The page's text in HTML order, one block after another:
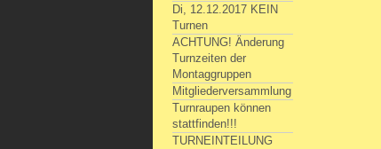
Di, 12.12.2017 KEIN
Turnen
ACHTUNG! Änderung
Turnzeiten der
Montaggruppen
Mitgliederversammlung
Turnraupen können
stattfinden!!!
TURNEINTEILUNG